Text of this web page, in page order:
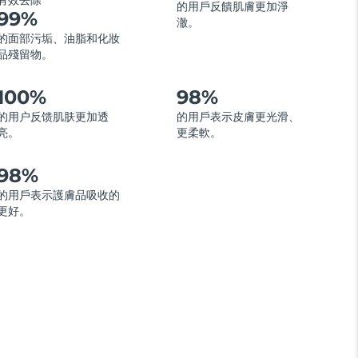
面部污垢、油脂和化妝
殘留物。
的用戶反饋肌膚更加淨
澈。
用户反馈肌肤更加透
。
98%
的用戶表示皮膚更光滑、
更柔軟。
用戶表示護膚品吸收的
好。